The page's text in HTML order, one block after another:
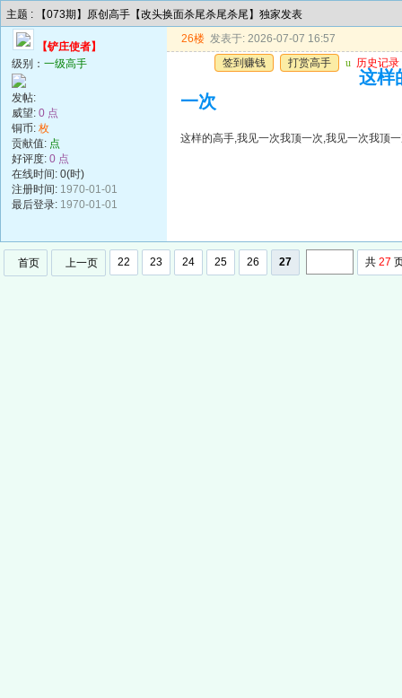
主题 : 【073期】原创高手【改头换面杀尾杀尾杀尾】独家发表
【铲庄使者】
级别： 一级高手
发帖:
威望: 0 点
铜币: 枚
贡献值: 点
好评度: 0 点
在线时间: 0(时)
注册时间: 1970-01-01
最后登录: 1970-01-01
26楼 发表于: 2026-07-07 16:57
签到赚钱
打赏高手 u 历史记录
这样
一次
这样的高手,我见一次我顶一次,我见一次我顶
首页 上一页 22 23 24 25 26 27 共 27